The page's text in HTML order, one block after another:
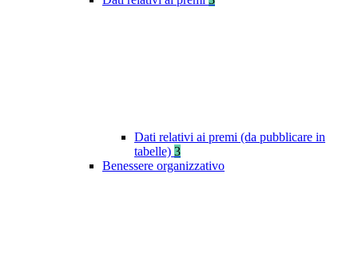
Dati relativi ai premi (da pubblicare in
tabelle) 3
Benessere organizzativo